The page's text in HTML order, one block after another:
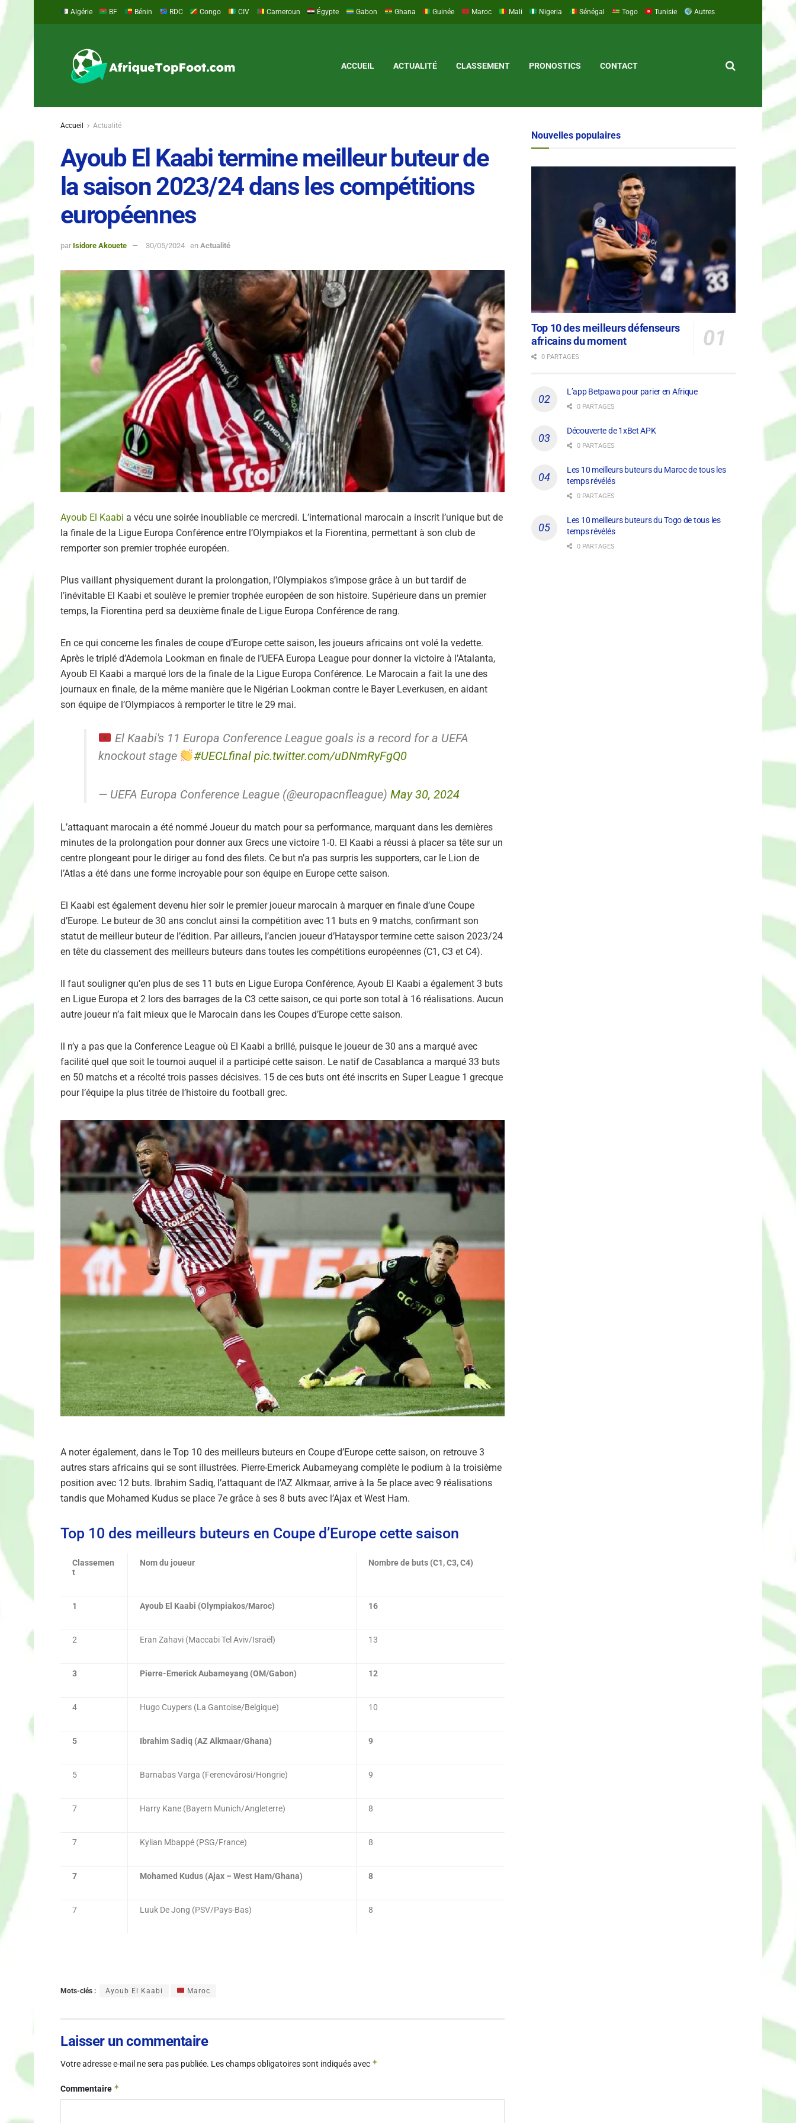
Algérie BF Bénin RDC Congo CIV Cameroun Égypte Gabon Ghana Guinée Maroc Mali Nigeria Sénégal Togo Tunisie Autres
ACCUEIL ACTUALITÉ CLASSEMENT PRONOSTICS CONTACT
Accueil Actualité
Ayoub El Kaabi termine meilleur buteur de
la saison 2023/24 dans les compétitions
européennes
par Isidore Akouete 30/05/2024 en Actualité
Ayoub El Kaabi a vécu une soirée inoubliable ce mercredi. L’international marocain a inscrit l’unique but de
la finale de la Ligue Europa Conférence entre l’Olympiakos et la Fiorentina, permettant à son club de
remporter son premier trophée européen.
Plus vaillant physiquement durant la prolongation, l’Olympiakos s’impose grâce à un but tardif de
l’inévitable El Kaabi et soulève le premier trophée européen de son histoire. Supérieure dans un premier
temps, la Fiorentina perd sa deuxième finale de Ligue Europa Conférence de rang.
En ce qui concerne les finales de coupe d’Europe cette saison, les joueurs africains ont volé la vedette.
Après le triplé d’Ademola Lookman en finale de l’UEFA Europa League pour donner la victoire à l’Atalanta,
Ayoub El Kaabi a marqué lors de la finale de la Ligue Europa Conférence. Le Marocain a fait la une des
journaux en finale, de la même manière que le Nigérian Lookman contre le Bayer Leverkusen, en aidant
son équipe de l’Olympiacos à remporter le titre le 29 mai.
El Kaabi's 11 Europa Conference League goals is a record for a UEFA
knockout stage
#UECLfinal pic.twitter.com/uDNmRyFgQ0
— UEFA Europa Conference League (@europacnfleague) May 30, 2024
L’attaquant marocain a été nommé Joueur du match pour sa performance, marquant dans les dernières
minutes de la prolongation pour donner aux Grecs une victoire 1-0. El Kaabi a réussi à placer sa tête sur un
centre plongeant pour le diriger au fond des filets. Ce but n’a pas surpris les supporters, car le Lion de
l’Atlas a été dans une forme incroyable pour son équipe en Europe cette saison.
El Kaabi est également devenu hier soir le premier joueur marocain à marquer en finale d’une Coupe
d’Europe. Le buteur de 30 ans conclut ainsi la compétition avec 11 buts en 9 matchs, confirmant son
statut de meilleur buteur de l’édition. Par ailleurs, l’ancien joueur d’Hatayspor termine cette saison 2023/24
en tête du classement des meilleurs buteurs dans toutes les compétitions européennes (C1, C3 et C4).
Il faut souligner qu’en plus de ses 11 buts en Ligue Europa Conférence, Ayoub El Kaabi a également 3 buts
en Ligue Europa et 2 lors des barrages de la C3 cette saison, ce qui porte son total à 16 réalisations. Aucun
autre joueur n’a fait mieux que le Marocain dans les Coupes d’Europe cette saison.
Il n’y a pas que la Conference League où El Kaabi a brillé, puisque le joueur de 30 ans a marqué avec
facilité quel que soit le tournoi auquel il a participé cette saison. Le natif de Casablanca a marqué 33 buts
en 50 matchs et a récolté trois passes décisives. 15 de ces buts ont été inscrits en Super League 1 grecque
pour l’équipe la plus titrée de l’histoire du football grec.
A noter également, dans le Top 10 des meilleurs buteurs en Coupe d’Europe cette saison, on retrouve 3
autres stars africains qui se sont illustrées. Pierre-Emerick Aubameyang complète le podium à la troisième
position avec 12 buts. Ibrahim Sadiq, l’attaquant de l’AZ Alkmaar, arrive à la 5e place avec 9 réalisations
tandis que Mohamed Kudus se place 7e grâce à ses 8 buts avec l’Ajax et West Ham.
Top 10 des meilleurs buteurs en Coupe d’Europe cette saison
Classemen
t
Nom du joueur Nombre de buts (C1, C3, C4)
1 Ayoub El Kaabi (Olympiakos/Maroc) 16
2 Eran Zahavi (Maccabi Tel Aviv/Israël) 13
3 Pierre-Emerick Aubameyang (OM/Gabon) 12
4 Hugo Cuypers (La Gantoise/Belgique) 10
5 Ibrahim Sadiq (AZ Alkmaar/Ghana) 9
5 Barnabas Varga (Ferencvárosi/Hongrie) 9
7 Harry Kane (Bayern Munich/Angleterre) 8
7 Kylian Mbappé (PSG/France) 8
7 Mohamed Kudus (Ajax – West Ham/Ghana) 8
7 Luuk De Jong (PSV/Pays-Bas) 8
Mots-clés : Ayoub El Kaabi Maroc
Laisser un commentaire
Votre adresse e-mail ne sera pas publiée. Les champs obligatoires sont indiqués avec *
Commentaire *
Nouvelles populaires
Top 10 des meilleurs défenseurs
africains du moment
0 PARTAGES
L’app Betpawa pour parier en Afrique
0 PARTAGES
Découverte de 1xBet APK
0 PARTAGES
Les 10 meilleurs buteurs du Maroc de tous les
temps révélés
0 PARTAGES
Les 10 meilleurs buteurs du Togo de tous les
temps révélés
0 PARTAGES